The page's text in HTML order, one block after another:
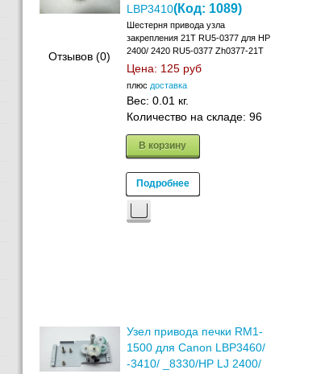
Отзывов (0)
LBP3410(Код: 1089)
Шестерня привода узла
закрепления 21T RU5-0377 для HP
2400/ 2420 RU5-0377 Zh0377-21T
Цена: 125 руб
плюс доставка
Вес: 0.01 кг.
Количество на складе: 96
В корзину
Подробнее
Узел привода печки RM1-
1500 для Canon LBP3460/
-3410/ _8330/HP LJ 2400/